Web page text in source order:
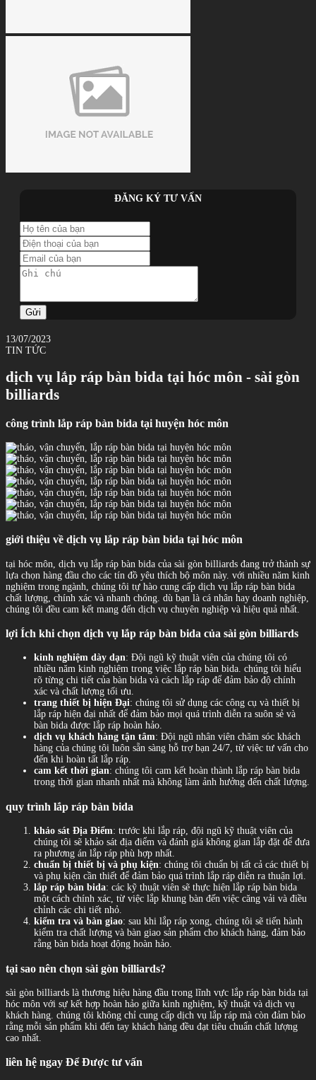
ĐĂNG KÝ TƯ VẤN
Gửi
13/07/2023
TIN TỨC
dịch vụ lắp ráp bàn bida tại hóc môn - sài gòn
billiards
công trình lắp ráp bàn bida tại huyện hóc môn
giới thiệu về dịch vụ lắp ráp bàn bida tại hóc môn
tại hóc môn, dịch vụ lắp ráp bàn bida của sài gòn billiards đang trở thành sự
lựa chọn hàng đầu cho các tín đồ yêu thích bộ môn này. với nhiều năm kinh
nghiệm trong ngành, chúng tôi tự hào cung cấp dịch vụ lắp ráp bàn bida
chất lượng, chính xác và nhanh chóng. dù bạn là cá nhân hay doanh nghiệp,
chúng tôi đều cam kết mang đến dịch vụ chuyên nghiệp và hiệu quả nhất.
lợi Ích khi chọn dịch vụ lắp ráp bàn bida của sài gòn billiards
kinh nghiệm dày dạn: Đội ngũ kỹ thuật viên của chúng tôi có
nhiều năm kinh nghiệm trong việc lắp ráp bàn bida. chúng tôi hiểu
rõ từng chi tiết của bàn bida và cách lắp ráp để đảm bảo độ chính
xác và chất lượng tối ưu.
trang thiết bị hiện Đại: chúng tôi sử dụng các công cụ và thiết bị
lắp ráp hiện đại nhất để đảm bảo mọi quá trình diễn ra suôn sẻ và
bàn bida được lắp ráp hoàn hảo.
dịch vụ khách hàng tận tâm: Đội ngũ nhân viên chăm sóc khách
hàng của chúng tôi luôn sẵn sàng hỗ trợ bạn 24/7, từ việc tư vấn cho
đến khi hoàn tất lắp ráp.
cam kết thời gian: chúng tôi cam kết hoàn thành lắp ráp bàn bida
trong thời gian nhanh nhất mà không làm ảnh hưởng đến chất lượng.
quy trình lắp ráp bàn bida
khảo sát Địa Điểm: trước khi lắp ráp, đội ngũ kỹ thuật viên của
chúng tôi sẽ khảo sát địa điểm và đánh giá không gian lắp đặt để đưa
ra phương án lắp ráp phù hợp nhất.
chuẩn bị thiết bị và phụ kiện: chúng tôi chuẩn bị tất cả các thiết bị
và phụ kiện cần thiết để đảm bảo quá trình lắp ráp diễn ra thuận lợi.
lắp ráp bàn bida: các kỹ thuật viên sẽ thực hiện lắp ráp bàn bida
một cách chính xác, từ việc lắp khung bàn đến việc căng vải và điều
chỉnh các chi tiết nhỏ.
kiểm tra và bàn giao: sau khi lắp ráp xong, chúng tôi sẽ tiến hành
kiểm tra chất lượng và bàn giao sản phẩm cho khách hàng, đảm bảo
rằng bàn bida hoạt động hoàn hảo.
tại sao nên chọn sài gòn billiards?
sài gòn billiards là thương hiệu hàng đầu trong lĩnh vực lắp ráp bàn bida tại
hóc môn với sự kết hợp hoàn hảo giữa kinh nghiệm, kỹ thuật và dịch vụ
khách hàng. chúng tôi không chỉ cung cấp dịch vụ lắp ráp mà còn đảm bảo
rằng mỗi sản phẩm khi đến tay khách hàng đều đạt tiêu chuẩn chất lượng
cao nhất.
liên hệ ngay Để Được tư vấn